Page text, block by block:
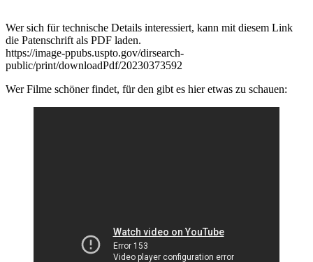
Wer sich für technische Details interessiert, kann mit diesem Link
die Patenschrift als PDF laden.
https://image-ppubs.uspto.gov/dirsearch-
public/print/downloadPdf/20230373592
Wer Filme schöner findet, für den gibt es hier etwas zu schauen: